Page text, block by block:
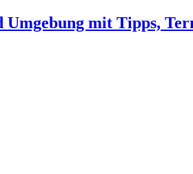
mit Tipps,